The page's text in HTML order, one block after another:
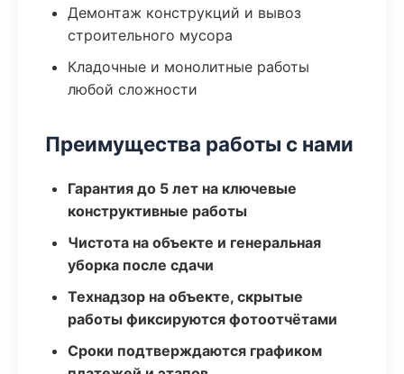
Демонтаж конструкций и вывоз
строительного мусора
Кладочные и монолитные работы
любой сложности
Преимущества работы с нами
Гарантия до 5 лет на ключевые
конструктивные работы
Чистота на объекте и генеральная
уборка после сдачи
Технадзор на объекте, скрытые
работы фиксируются фотоотчётами
Сроки подтверждаются графиком